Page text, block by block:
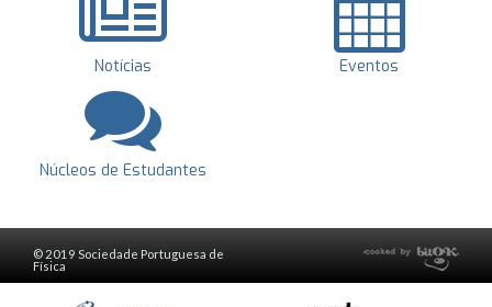
Notícias Eventos
Núcleos de Estudantes
© 2019 Sociedade Portuguesa de
Física